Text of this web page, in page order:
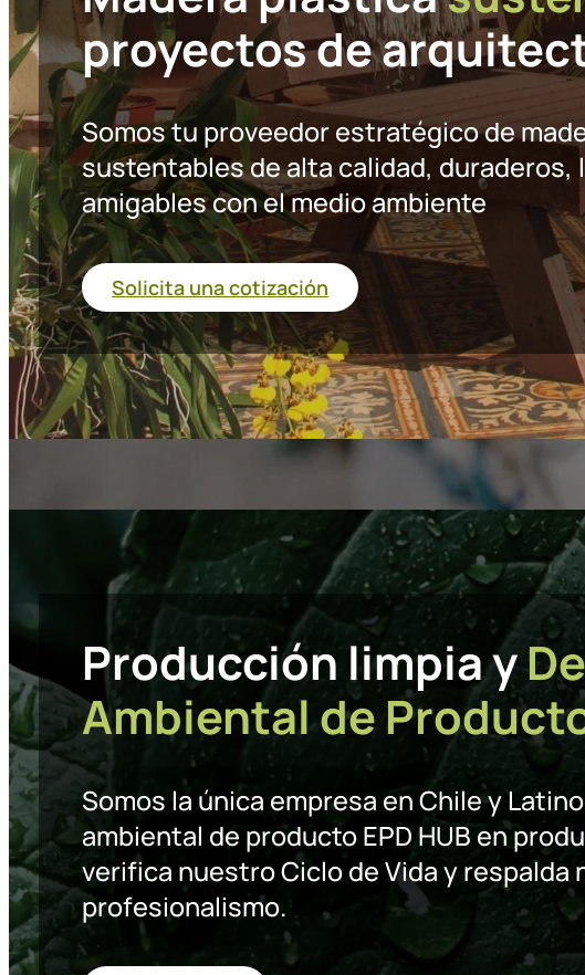
proyectos de
Somos tu proveedor estratégico de
sustentables de alta calidad, duraderos,
amigables con el medio ambiente
Solicita una cotización
Producción limpia y
Ambiental de
Somos la única empresa en Chile y
ambiental de producto EPD HUB en
verifica nuestro Ciclo de Vida y
profesionalismo.